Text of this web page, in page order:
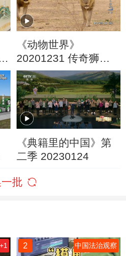
《动物世界》
20201231 传奇狮子
家族（上）
《典籍里的中国》第
二季 20230124
批
2 中国法治观察